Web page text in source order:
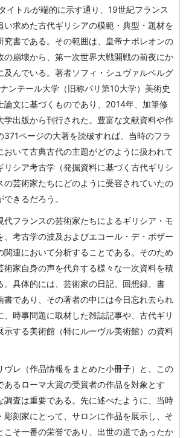
イトルが端的に示す通り、19世紀フランス
い求めた古代ギリシアの模範・典型・題材を
究書である。その範囲は、皇帝ナポレオンの
の崩壊から、第一次世界大戦開戦の前夜にか
及んでいる。著者ソフィ・シュヴァルベルグ
ンテール大学（旧称パリ第10大学）美術史
論文に基づくものであり、2014年、加筆修
学出版から刊行された。豊富な文献資料や作
371ページの大著を読破すれば、当時のフラ
おいて古典古代の主題がどのように扱われて
リシア考古学（発掘資料に基づく古代ギリシ
の芸術家たちにどのように受容されていたの
きるだろう。
代フランスの芸術家たちによるギリシア・モ
、考古学の波及およびエコール・デ・ボザー
関連において分析することである。そのため
術家自身の声を代弁する様々な一次資料を積
。具体的には、芸術家の日記、回想録、書
書であり、その著者の中には今日忘れ去られ
、時事問題に取材した雑誌記事や、古代ギリ
示する美術館（特にルーヴル美術館）の資料
ヴレ（作品情報をまとめた小冊子）と、この
あるローマ大賞の受賞者の作品を対象とす
調査は重要である。先に述べたように、当時
彫刻家にとって、サロンに作品を展示し、そ
こそ一番の栄誉であり、出世の道であったか